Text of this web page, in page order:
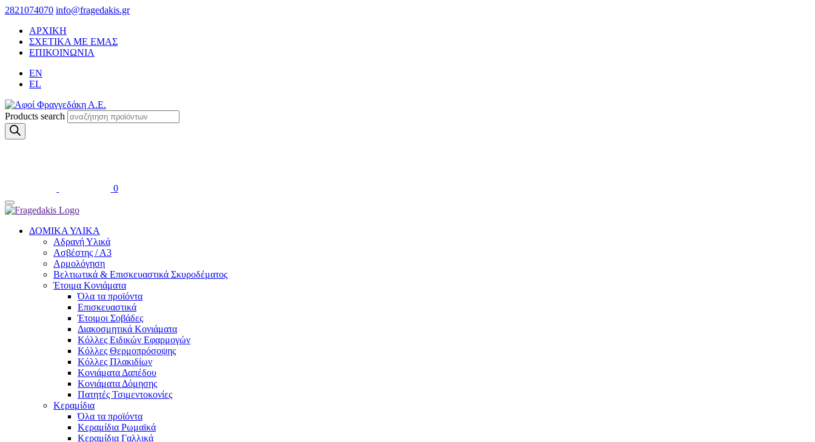
2821074070 info@fragedakis.gr
ΑΡΧΙΚΗ
ΣΧΕΤΙΚΑ ΜΕ ΕΜΑΣ
ΕΠΙΚΟΙΝΩΝΙΑ
EN
EL
Products search
0
ΔΟΜΙΚΑ ΥΛΙΚΑ
Αδρανή Υλικά
Ασβέστης / Α3
Αρμολόγηση
Βελτιωτικά & Επισκευαστικά Σκυροδέματος
Έτοιμα Κονιάματα
Όλα τα προϊόντα
Επισκευαστικά
Έτοιμοι Σοβάδες
Διακοσμητικά Κονιάματα
Κόλλες Ειδικών Εφαρμογών
Κόλλες Θερμοπρόσοψης
Κόλλες Πλακιδίων
Κονιάματα Δαπέδου
Κονιάματα Δόμησης
Πατητές Τσιμεντοκονίες
Κεραμίδια
Όλα τα προϊόντα
Κεραμίδια Ρωμαϊκά
Κεραμίδια Γαλλικά